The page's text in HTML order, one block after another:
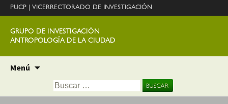
PUCP VICERRECTORADO DE INVESTIGACIÓN
GRUPO DE INVESTIGACIÓN
ANTROPOLOGÍA DE LA CIUDAD
Menú
contenido
Buscar: